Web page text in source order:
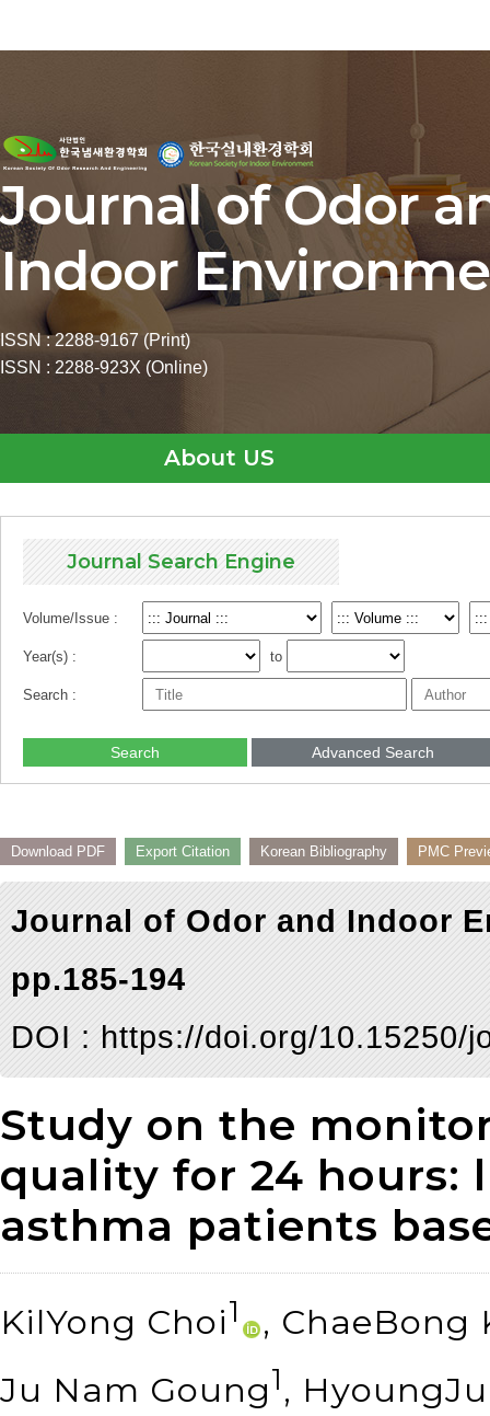
Journal of Odor
Indoor
ISSN : 2288-9167 (Print)
ISSN : 2288-923X (Online)
About US
Journal Search Engine
Volume/Issue :
Year(s) : to
Search :
Search Advanced Search
Download PDF Export Citation Korean Bibliography PMC
Journal of Odor and Indoor
pp.185-194
DOI : https://doi.org/10.15250/
Study on the
quality for 24 hours:
asthma patients
KilYong Choi1
, ChaeBong
Ju Nam Goung1,